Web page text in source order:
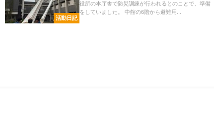
活動日記
役所の本庁舎で防災訓練が行われるとのことで、準備
をしていました。 中館の6階から避難用...